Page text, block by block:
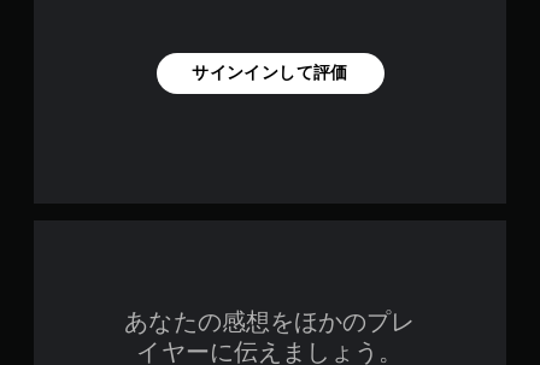
サインインして評価
あなたの感想をほかのプレ
イヤーに伝えましょう。